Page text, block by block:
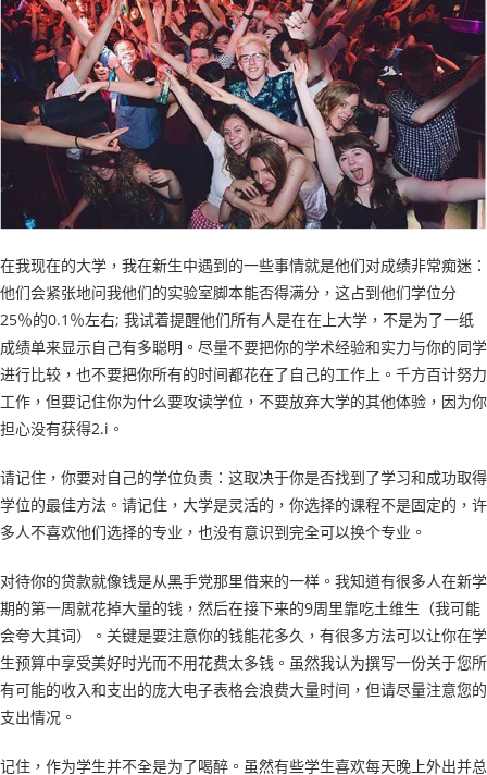
在我现在的大学，我在新生中遇到的一些事情就是他们对成绩非常痴迷：
他们会紧张地问我他们的实验室脚本能否得满分，这占到他们学位分
25％的0.1％左右; 我试着提醒他们所有人是在在上大学，不是为了一纸
成绩单来显示自己有多聪明。尽量不要把你的学术经验和实力与你的同学
进行比较，也不要把你所有的时间都花在了自己的工作上。千方百计努力
工作，但要记住你为什么要攻读学位，不要放弃大学的其他体验，因为你
担心没有获得2.i。
请记住，你要对自己的学位负责：这取决于你是否找到了学习和成功取得
学位的最佳方法。请记住，大学是灵活的，你选择的课程不是固定的，许
多人不喜欢他们选择的专业，也没有意识到完全可以换个专业。
对待你的贷款就像钱是从黑手党那里借来的一样。我知道有很多人在新学
期的第一周就花掉大量的钱，然后在接下来的9周里靠吃土维生（我可能
会夸大其词）。关键是要注意你的钱能花多久，有很多方法可以让你在学
生预算中享受美好时光而不用花费太多钱。虽然我认为撰写一份关于您所
有可能的收入和支出的庞大电子表格会浪费大量时间，但请尽量注意您的
支出情况。
记住，作为学生并不全是为了喝醉。虽然有些学生喜欢每天晚上外出并总